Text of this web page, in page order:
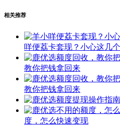
相关推荐
咩便荔卡套现？小心这几
教你把钱拿回来
教你把钱拿回来
度，怎么快速变现